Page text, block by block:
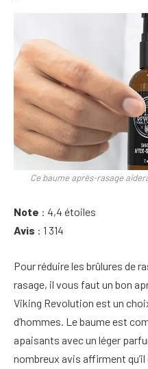
Ce baume après-rasage
Note : 4,4 étoiles
Avis : 1 314
Pour réduire les brûlures de
rasage, il vous faut un bon
Viking Revolution est un
d’hommes. Le baume est
apaisants avec un léger
nombreux avis affirment